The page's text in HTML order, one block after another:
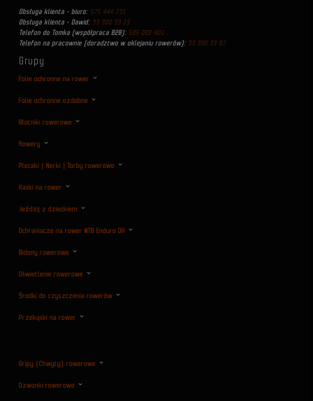
Obsługa klienta - biuro: 575 444 731
Obsługa klienta - Dawid: 33 300 33 15
Telefon do Tomka (współpraca B2B): 505 002 401
Telefon na pracownie (doradztwo w oklejaniu rowerów): 33 300 33 97
Grupy
Folie ochronne na rower
Folie ochronne ozdobne
Błotniki rowerowe
Rowery
Plecaki | Nerki | Torby rowerowe
Kaski na rower
Jeździj z dzieckiem
Ochraniacze na rower MTB Enduro DH
Bidony rowerowe
Oświetlenie rowerowe
Środki do czyszczenia rowerów
Przekąski na rower
Gripy (Chwyty) rowerowe
Dzwonki rowerowe